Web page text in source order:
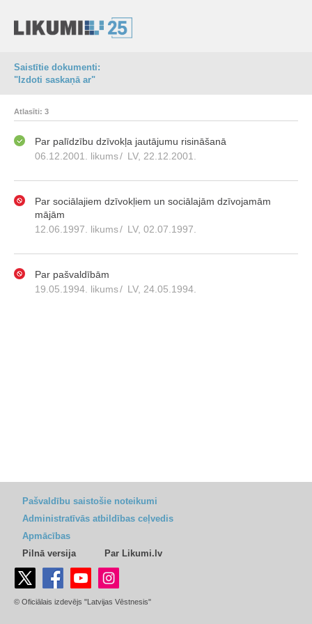
Saistītie dokumenti:
"Izdoti saskaņā ar"
Atlasīti: 3
Par palīdzību dzīvokļa jautājumu risināšanā
06.12.2001. likums/ LV, 22.12.2001.
Par sociālajiem dzīvokļiem un sociālajām dzīvojamām
mājām
12.06.1997. likums/ LV, 02.07.1997.
Par pašvaldībām
19.05.1994. likums/ LV, 24.05.1994.
Pašvaldību saistošie noteikumi
Administratīvās atbildības ceļvedis
Apmācības
Pilnā versija
Par Likumi.lv
© Oficiālais izdevējs "Latvijas Vēstnesis"